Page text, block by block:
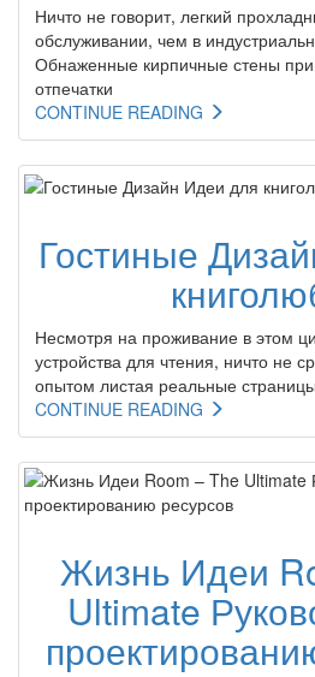
Ничто не говорит, легкий
обслуживании, чем в
Обнаженные кирпичные стены
отпечатки
CONTINUE READING
Гостиные
Несмотря на проживание в этом
устройства для чтения, ничто не
опытом листая реальные
CONTINUE READING
Жизнь Идеи
Ultimate